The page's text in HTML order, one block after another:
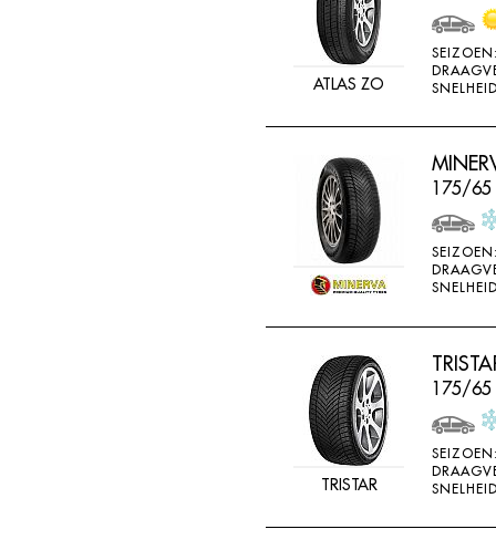
ATLAS ZO
175/65
TRISTAR
175/65